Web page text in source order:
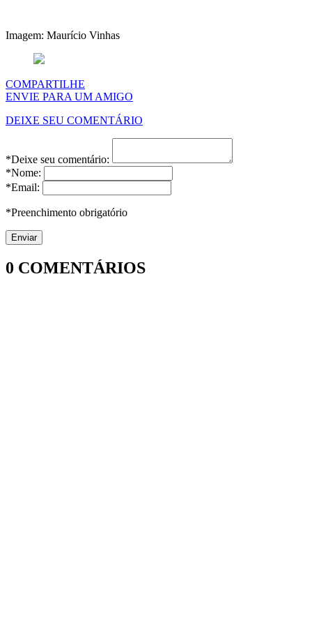
Imagem: Maurício Vinhas
COMPARTILHE
ENVIE PARA UM AMIGO
DEIXE SEU COMENTÁRIO
*Deixe seu comentário:
*Nome:
*Email:
*Preenchimento obrigatório
0 COMENTÁRIOS